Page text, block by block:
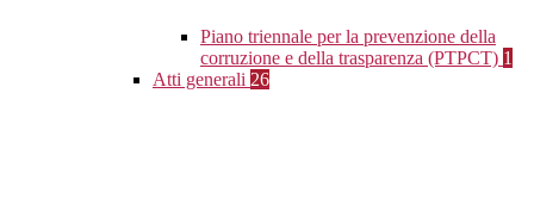
Piano triennale per la prevenzione della
corruzione e della trasparenza (PTPCT) 1
Atti generali 26